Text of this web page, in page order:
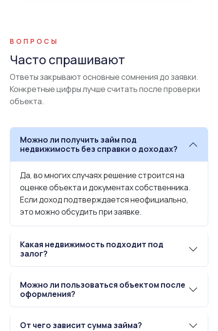
ВОПРОСЫ
Часто спрашивают
Ответы закрывают основные сомнения до заявки.
Конкретные цифры лучше считать после проверки
объекта.
Можно ли получить займ под
недвижимость без справки о доходах?
Да, во многих случаях решение строится на
оценке объекта и документах собственника.
Если доход подтверждается неофициально,
это можно обсудить при заявке.
Какая недвижимость подходит под
залог?
Можно ли пользоваться объектом после
оформления?
От чего зависит сумма займа?